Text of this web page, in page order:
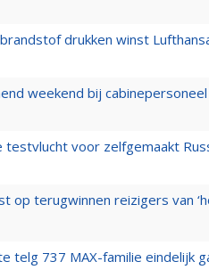
drukken winst
weekend bij
testvlucht voor zelfgemaakt
op terugwinnen reizigers van
telg 737 MAX-familie eindelijk